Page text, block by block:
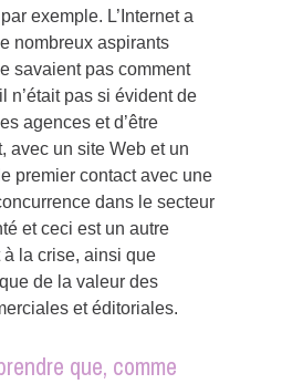
exemple. L’Internet a
nombreux aspirants
savaient pas comment
n’était pas si évident de
agences et d’être
avec un site Web et un
premier contact avec une
dans le secteur
et ceci est un autre
la crise, ainsi que
de la valeur des
et éditoriales.
que, comme